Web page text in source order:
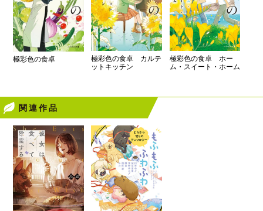
極彩色の食卓
極彩色の食卓 カルテ
ットキッチン
極彩色の食卓 ホー
ム・スイート・ホーム
関連作品